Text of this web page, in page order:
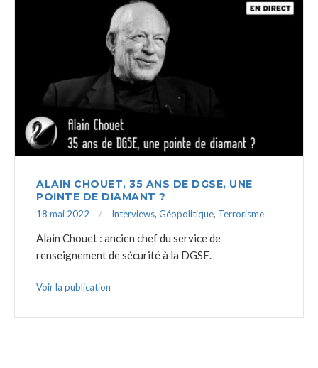
ALAIN CHOUET, 35 ANS DE DGSE, UNE
POINTE DE DIAMANT ?
18 mai 2022 Interviews, Géopolitique, Terrorisme
Alain Chouet : ancien chef du service de
renseignement de sécurité à la DGSE.
Voir la publication